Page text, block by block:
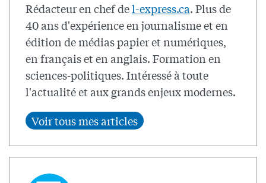
Rédacteur en chef del-express.ca. Plus de
40 ans d'expérience en journalisme et en
édition de médias papier et numériques,
en français et en anglais. Formation en
sciences-politiques. Intéressé à toute
l'actualité et aux grands enjeux modernes.